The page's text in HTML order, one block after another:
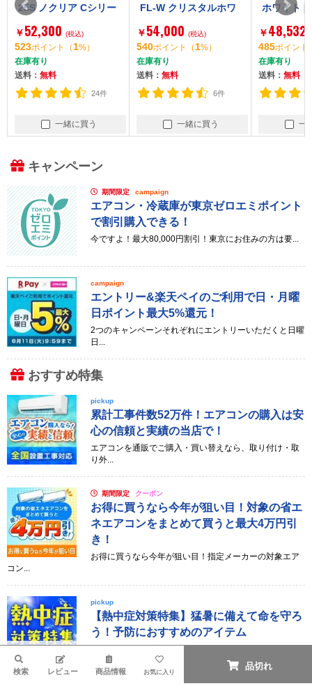
25S ノクリア Cシリー
用)]【まとめ買い対象
B】
￥52,300 (税込)
523ポイント （ 1%）
在庫有り
送料： 無料
24件
一緒に買う
FL-W クリスタルホワ
ズ [エアコン (主に6畳
用)]
￥54,000 (税込)
540ポイント （ 1%）
在庫有り
送料： 無料
6件
一緒に買う
ホワイト [
￥48,532
485ポイント
在庫有り
送料： 無料
一
キャンペーン
期間限定 campaign
エアコン・冷蔵庫が東京ゼロエミポイント
で割引購入できる！
今ですよ！最大80,000円割引！東京にお住みの方は要...
campaign
エントリー&楽天ペイのご利用で日・月曜
日ポイント最大5%還元！
2つのキャンペーンそれぞれにエントリーいただくと日曜
日...
おすすめ特集
pickup
累計工事件数52万件！エアコンの購入は安
心の信頼と実績の当店で！
エアコンを通販でご購入・買い替えなら、取り付け・取
り外...
期間限定 クーポン
お得に買うなら今年が狙い目！対象の省エ
ネエアコンをまとめて買うと最大4万円引
き！
お得に買うなら今年が狙い目！指定メーカーの対象エア
コン...
pickup
【熱中症対策特集】猛暑に備えて命を守ろ
う！予防におすすめのアイテム
夏は熱中症に要注意！水分補給アイテムや冷却グッズな
ど、...
検索 レビュー 商品情報 お気に入り
品切れ